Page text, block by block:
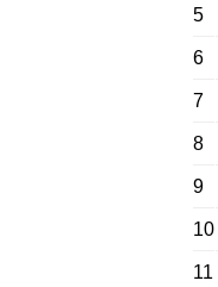
5
6
7
8
9
10
11